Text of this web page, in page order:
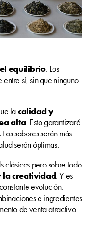
equilibrio. Los
sí, sin que ninguno
lacalidad y
alta. Esto garantizará
sabores serán más
serán óptimas.
clásicos pero sobre todo
la creatividad. Y es
evolución.
e ingredientes
de venta atractivo